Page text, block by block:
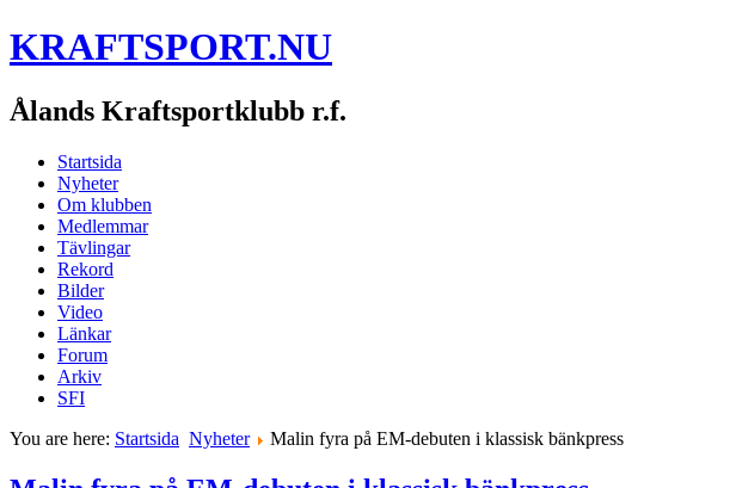
KRAFTSPORT.NU
Ålands Kraftsportklubb r.f.
Startsida
Nyheter
Om klubben
Medlemmar
Tävlingar
Rekord
Bilder
Video
Länkar
Forum
Arkiv
SFI
You are here: Startsida Nyheter Malin fyra på EM-debuten i klassisk bänkpress